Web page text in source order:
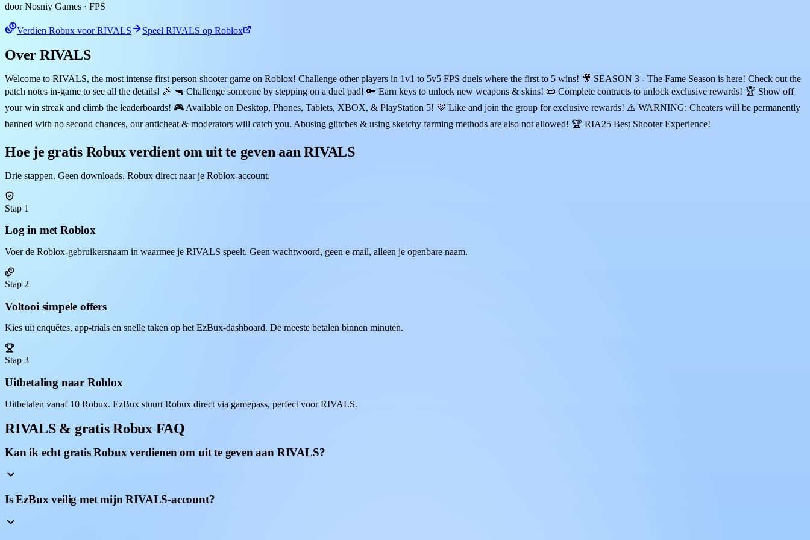
door Nosniy Games · FPS
Verdien Robux voor RIVALS Speel RIVALS op Roblox
Over RIVALS
Welcome to RIVALS, the most intense first person shooter game on Roblox! Challenge other players in 1v1 to 5v5 FPS duels where the first to 5 wins! 🎥 SEASON 3 - The Fame Season is here! Check out the
patch notes in-game to see all the details! 🎉 🔫 Challenge someone by stepping on a duel pad! 🔑 Earn keys to unlock new weapons & skins! 📜 Complete contracts to unlock exclusive rewards! 🏆 Show off
your win streak and climb the leaderboards! 🎮 Available on Desktop, Phones, Tablets, XBOX, & PlayStation 5! 💜 Like and join the group for exclusive rewards! ⚠️ WARNING: Cheaters will be permanently
banned with no second chances, our anticheat & moderators will catch you. Abusing glitches & using sketchy farming methods are also not allowed! 🏆 RIA25 Best Shooter Experience!
Hoe je gratis Robux verdient om uit te geven aan RIVALS
Drie stappen. Geen downloads. Robux direct naar je Roblox-account.
Stap 1
Log in met Roblox
Voer de Roblox-gebruikersnaam in waarmee je RIVALS speelt. Geen wachtwoord, geen e-mail, alleen je openbare naam.
Stap 2
Voltooi simpele offers
Kies uit enquêtes, app-trials en snelle taken op het EzBux-dashboard. De meeste betalen binnen minuten.
Stap 3
Uitbetaling naar Roblox
Uitbetalen vanaf 10 Robux. EzBux stuurt Robux direct via gamepass, perfect voor RIVALS.
RIVALS & gratis Robux FAQ
Kan ik echt gratis Robux verdienen om uit te geven aan RIVALS?
Is EzBux veilig met mijn RIVALS-account?